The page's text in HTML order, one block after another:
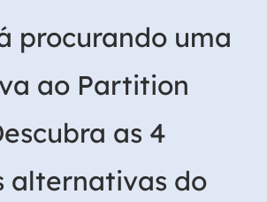
procurando uma
ao Partition
as 4
alternativas do